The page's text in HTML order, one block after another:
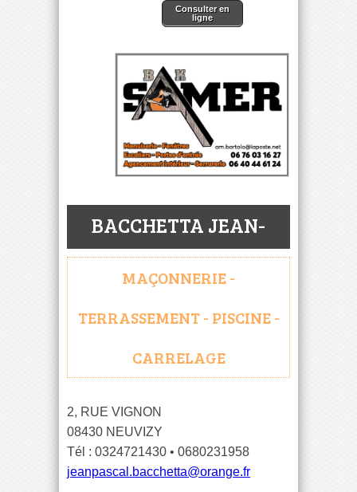
Consulter en
ligne
BACCHETTA JEAN-
PASCAL
MAÇONNERIE -
TERRASSEMENT - PISCINE -
CARRELAGE
2, RUE VIGNON
08430 NEUVIZY
Tél : 0324721430 • 0680231958
jeanpascal.bacchetta@orange.fr